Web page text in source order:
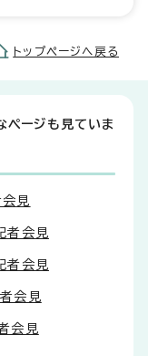
トップページへ戻る
ページも見ていま
見
会見
会見
会見
会見